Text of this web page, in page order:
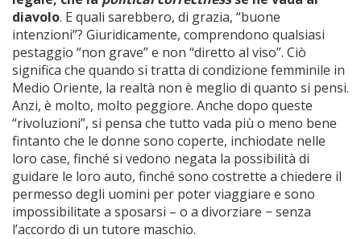
diavolo. E quali sarebbero, di grazia, “buone
intenzioni”? Giuridicamente, comprendono qualsiasi
pestaggio “non grave” e non “diretto al viso”. Ciò
significa che quando si tratta di condizione femminile in
Medio Oriente, la realtà non è meglio di quanto si pensi.
Anzi, è molto, molto peggiore. Anche dopo queste
“rivoluzioni”, si pensa che tutto vada più o meno bene
fintanto che le donne sono coperte, inchiodate nelle
loro case, finché si vedono negata la possibilità di
guidare le loro auto, finché sono costrette a chiedere il
permesso degli uomini per poter viaggiare e sono
impossibilitate a sposarsi – o a divorziare − senza
l’accordo di un tutore maschio.